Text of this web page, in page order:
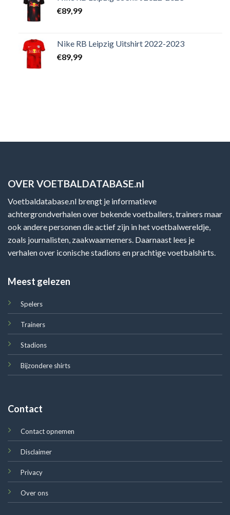
€89,99
Nike RB Leipzig Uitshirt 2022-2023
€89,99
OVER VOETBALDATABASE.nl
Voetbaldatabase.nl brengt je informatieve
achtergrondverhalen over bekende voetballers, trainers maar
ook andere personen die actief zijn in het voetbalwereldje,
zoals journalisten, zaakwaarnemers. Daarnaast lees je
verhalen over iconische stadions en prachtige voetbalshirts.
Meest gelezen
Spelers
Trainers
Stadions
Bijzondere shirts
Contact
Contact opnemen
Disclaimer
Privacy
Over ons